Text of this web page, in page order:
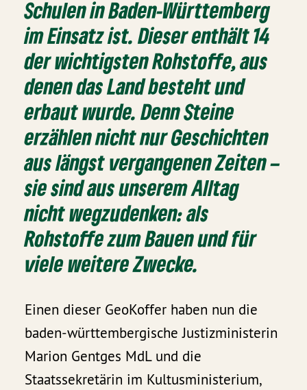
Schulen in Baden-Württemberg
im Einsatz ist. Dieser enthält 14
der wichtigsten Rohstoffe, aus
denen das Land besteht und
erbaut wurde. Denn Steine
erzählen nicht nur Geschichten
aus längst vergangenen Zeiten –
sie sind aus unserem Alltag
nicht wegzudenken: als
Rohstoffe zum Bauen und für
viele weitere Zwecke.
Einen dieser GeoKoffer haben nun die
baden-württembergische Justizministerin
Marion Gentges MdL und die
Staatssekretärin im Kultusministerium,